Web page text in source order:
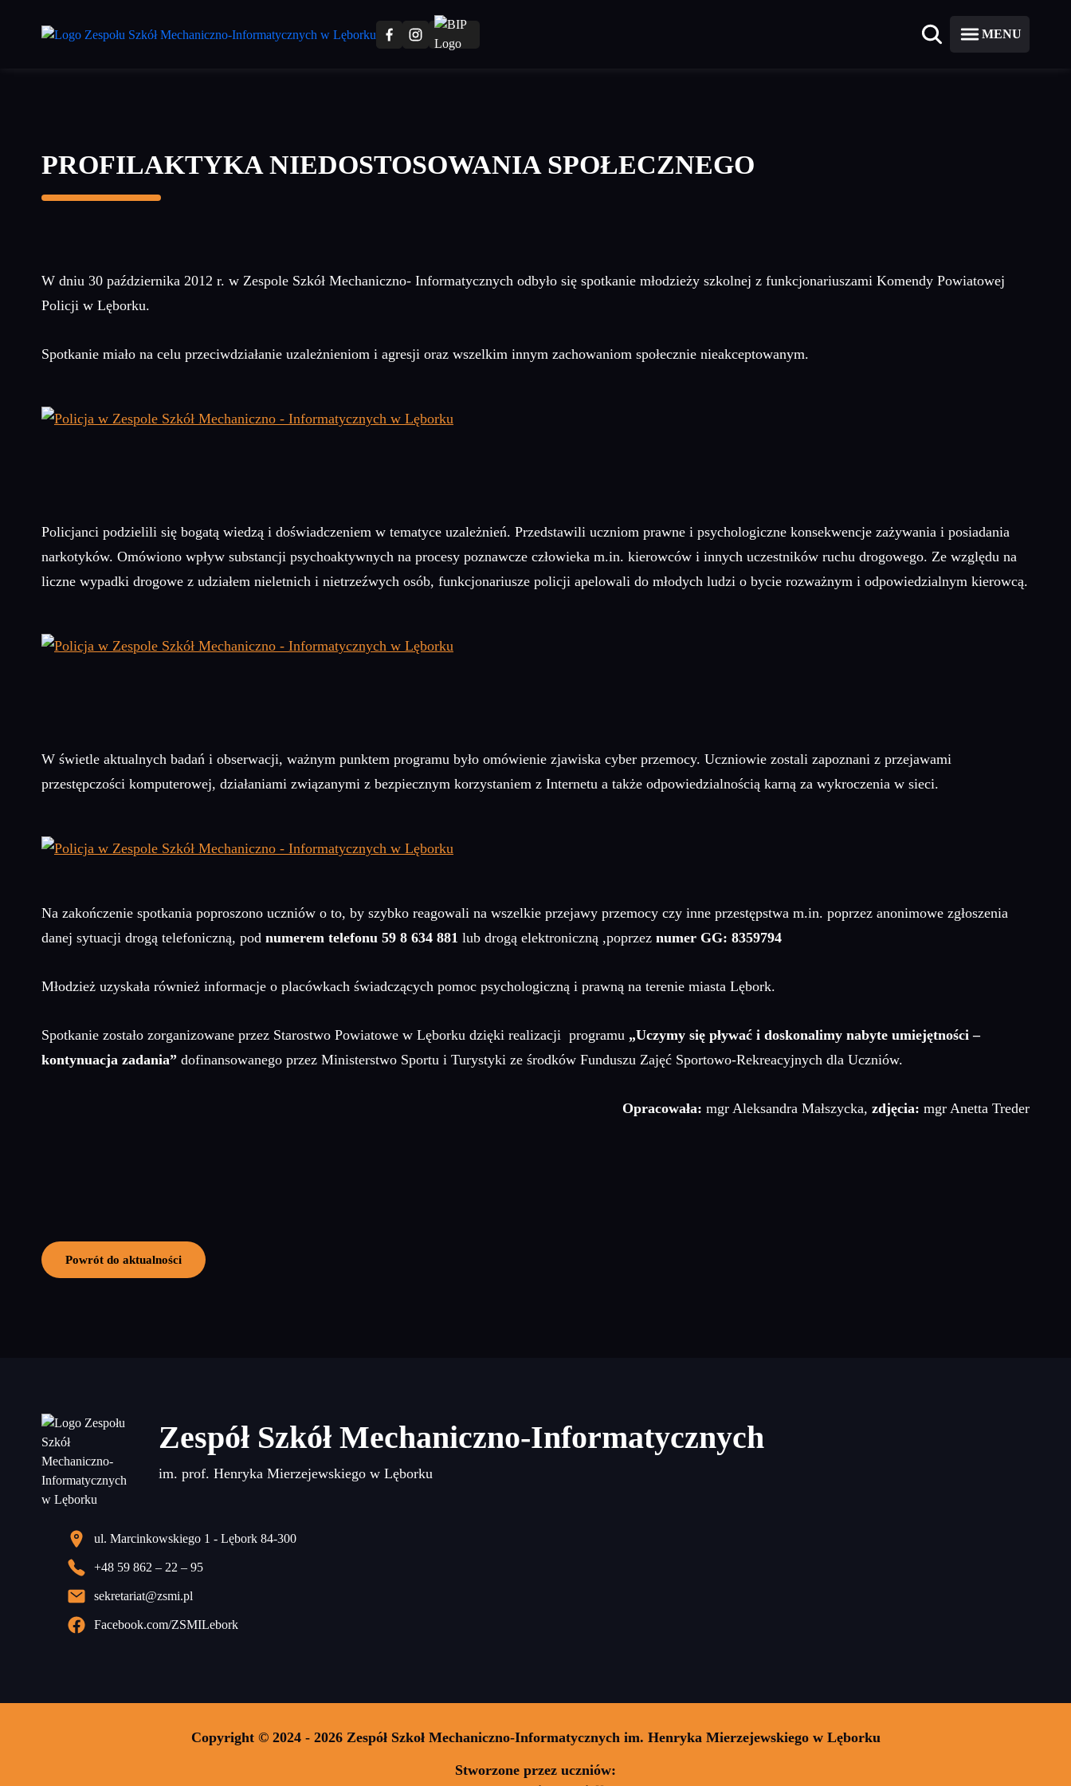
MENU
PROFILAKTYKA NIEDOSTOSOWANIA SPOŁECZNEGO
W dniu 30 października 2012 r. w Zespole Szkół Mechaniczno- Informatycznych odbyło się spotkanie młodzieży szkolnej z funkcjonariuszami Komendy Powiatowej
Policji w Lęborku.
Spotkanie miało na celu przeciwdziałanie uzależnieniom i agresji oraz wszelkim innym zachowaniom społecznie nieakceptowanym.
Policjanci podzielili się bogatą wiedzą i doświadczeniem w tematyce uzależnień. Przedstawili uczniom prawne i psychologiczne konsekwencje zażywania i posiadania
narkotyków. Omówiono wpływ substancji psychoaktywnych na procesy poznawcze człowieka m.in. kierowców i innych uczestników ruchu drogowego. Ze względu na
liczne wypadki drogowe z udziałem nieletnich i nietrzeźwych osób, funkcjonariusze policji apelowali do młodych ludzi o bycie rozważnym i odpowiedzialnym kierowcą.
W świetle aktualnych badań i obserwacji, ważnym punktem programu było omówienie zjawiska cyber przemocy. Uczniowie zostali zapoznani z przejawami
przestępczości komputerowej, działaniami związanymi z bezpiecznym korzystaniem z Internetu a także odpowiedzialnością karną za wykroczenia w sieci.
Na zakończenie spotkania poproszono uczniów o to, by szybko reagowali na wszelkie przejawy przemocy czy inne przestępstwa m.in. poprzez anonimowe zgłoszenia
danej sytuacji drogą telefoniczną, pod numerem telefonu 59 8 634 881 lub drogą elektroniczną ,poprzez numer GG: 8359794
Młodzież uzyskała również informacje o placówkach świadczących pomoc psychologiczną i prawną na terenie miasta Lębork.
Spotkanie zostało zorganizowane przez Starostwo Powiatowe w Lęborku dzięki realizacji programu „Uczymy się pływać i doskonalimy nabyte umiejętności –
kontynuacja zadania” dofinansowanego przez Ministerstwo Sportu i Turystyki ze środków Funduszu Zajęć Sportowo-Rekreacyjnych dla Uczniów.
Opracowała: mgr Aleksandra Małszycka, zdjęcia: mgr Anetta Treder
Powrót do aktualności
Zespół Szkół Mechaniczno-Informatycznych
im. prof. Henryka Mierzejewskiego w Lęborku
ul. Marcinkowskiego 1 - Lębork 84-300
+48 59 862 – 22 – 95
sekretariat@zsmi.pl
Facebook.com/ZSMILebork
Copyright © 2024 - 2026 Zespół Szkoł Mechaniczno-Informatycznych im. Henryka Mierzejewskiego w Lęborku
Stworzone przez uczniów: